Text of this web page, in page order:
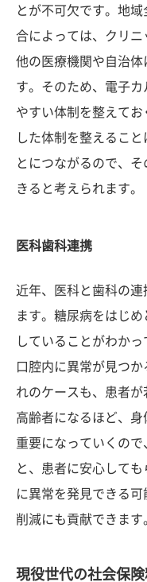
とが不可欠です。地
合によっては、クリニ
他の医療機関や自治
す。そのため、電子
やすい体制を整えて
した体制を整えるこ
とにつながるので、
きると考えられます。
医科歯科連携
近年、医科と歯科の
ます。糖尿病をはじ
していることがわか
口腔内に異常が見つ
れのケースも、患者が
高齢者になるほど、
重要になっていくの
と、患者に安心して
に異常を発見できる
削減にも貢献できます
現役世代の社会保